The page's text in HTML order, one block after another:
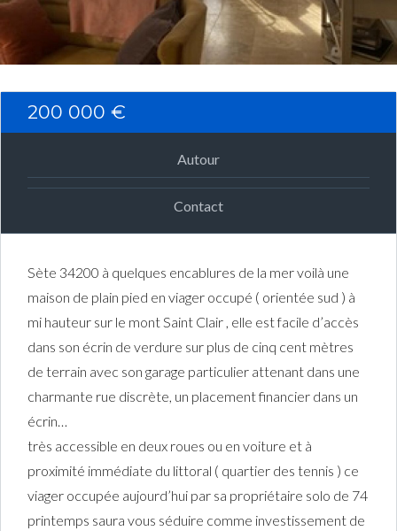
Mot de passe
200 000 €
Autour
Contact
Sète 34200 à quelques encablures de la mer voilà une
maison de plain pied en viager occupé ( orientée sud ) à
mi hauteur sur le mont Saint Clair , elle est facile d’accès
dans son écrin de verdure sur plus de cinq cent mètres
de terrain avec son garage particulier attenant dans une
charmante rue discrète, un placement financier dans un
écrin…
très accessible en deux roues ou en voiture et à
proximité immédiate du littoral ( quartier des tennis ) ce
viager occupée aujourd’hui par sa propriétaire solo de 74
printemps saura vous séduire comme investissement de